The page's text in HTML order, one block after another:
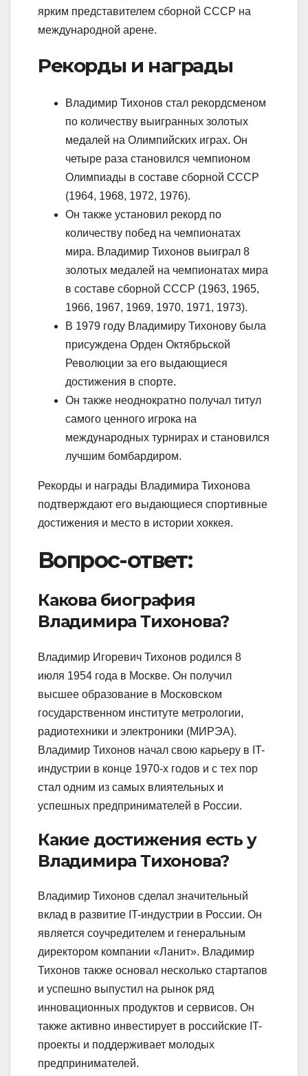
ярким представителем сборной СССР на
международной арене.
Рекорды и награды
Владимир Тихонов стал рекордсменом
по количеству выигранных золотых
медалей на Олимпийских играх. Он
четыре раза становился чемпионом
Олимпиады в составе сборной СССР
(1964, 1968, 1972, 1976).
Он также установил рекорд по
количеству побед на чемпионатах
мира. Владимир Тихонов выиграл 8
золотых медалей на чемпионатах мира
в составе сборной СССР (1963, 1965,
1966, 1967, 1969, 1970, 1971, 1973).
В 1979 году Владимиру Тихонову была
присуждена Орден Октябрьской
Революции за его выдающиеся
достижения в спорте.
Он также неоднократно получал титул
самого ценного игрока на
международных турнирах и становился
лучшим бомбардиром.
Рекорды и награды Владимира Тихонова
подтверждают его выдающиеся спортивные
достижения и место в истории хоккея.
Вопрос-ответ:
Какова биография
Владимира Тихонова?
Владимир Игоревич Тихонов родился 8
июля 1954 года в Москве. Он получил
высшее образование в Московском
государственном институте метрологии,
радиотехники и электроники (МИРЭА).
Владимир Тихонов начал свою карьеру в IT-
индустрии в конце 1970-х годов и с тех пор
стал одним из самых влиятельных и
успешных предпринимателей в России.
Какие достижения есть у
Владимира Тихонова?
Владимир Тихонов сделал значительный
вклад в развитие IT-индустрии в России. Он
является соучредителем и генеральным
директором компании «Ланит». Владимир
Тихонов также основал несколько стартапов
и успешно выпустил на рынок ряд
инновационных продуктов и сервисов. Он
также активно инвестирует в российские IT-
проекты и поддерживает молодых
предпринимателей.